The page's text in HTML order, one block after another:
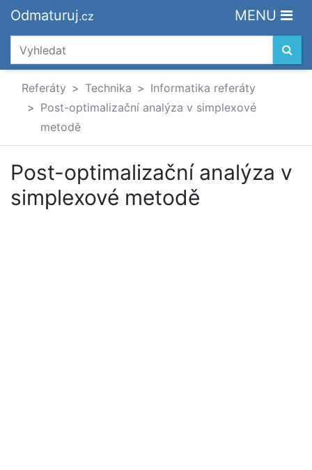
Odmaturuj.cz MENU
Referáty Technika
Informatika referáty
Post-optimalizační analýza v simplexové
metodě
Post-optimalizační analýza v
simplexové metodě